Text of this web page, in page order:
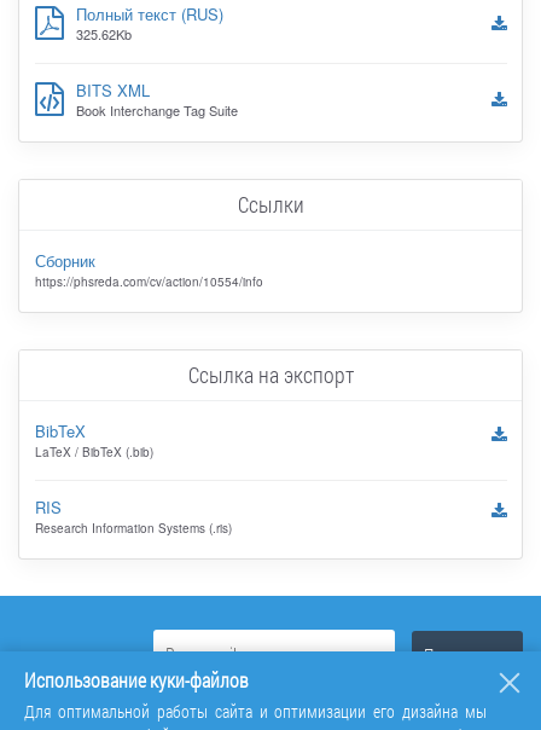
Полный текст (RUS)
325.62Kb
BITS XML
Book Interchange Tag Suite
Ссылки
Сборник
https://phsreda.com/cv/action/10554/info
Ссылка на экспорт
BibTeX
LaTeX / BibTeX (.bib)
RIS
Research Information Systems (.ris)
Использование куки-файлов
Для оптимальной работы сайта и оптимизации его дизайна мы